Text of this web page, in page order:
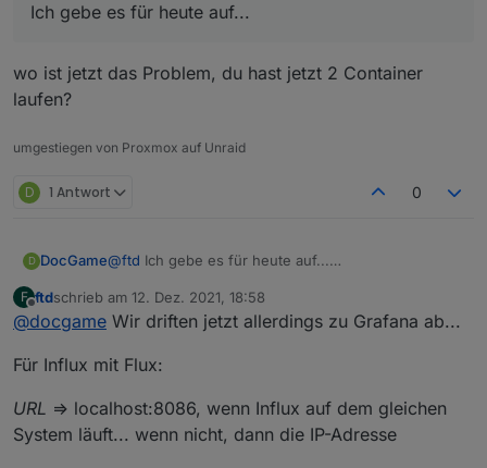
Ich gebe es für heute auf...
wo ist jetzt das Problem, du hast jetzt 2 Container
laufen?
umgestiegen von Proxmox auf Unraid
D 1 Antwort 0
D DocGame@ftd Ich gebe es für heute auf...
nichts mehr zu tun (InfluxDB ist installiert und wird
im Moment auch schn vom Adapter mit Daten
Ich habe jetzt doch Grafana in den Container
Datenbank nicht damit verknüpft.
Vielleicht finde ich noch eine Anleitung für
"Dummies"
F
Offline
ftdschrieb am 12. Dez. 2021, 18:58
zuletzt editiert von
@docgame Wir driften jetzt allerdings zu Grafana ab...
Für Influx mit Flux:
URL => localhost:8086, wenn Influx auf dem gleichen
System läuft... wenn nicht, dann die IP-Adresse